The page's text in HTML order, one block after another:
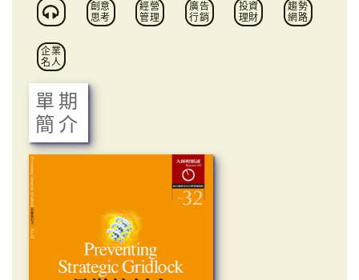
創意
思考
經營
管理
廣告
行銷
投資
理財
趨勢
網路
企業
名人
單期
簡介